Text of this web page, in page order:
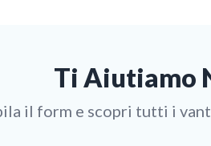
Ti Aiutiamo
il form e scopri tutti i